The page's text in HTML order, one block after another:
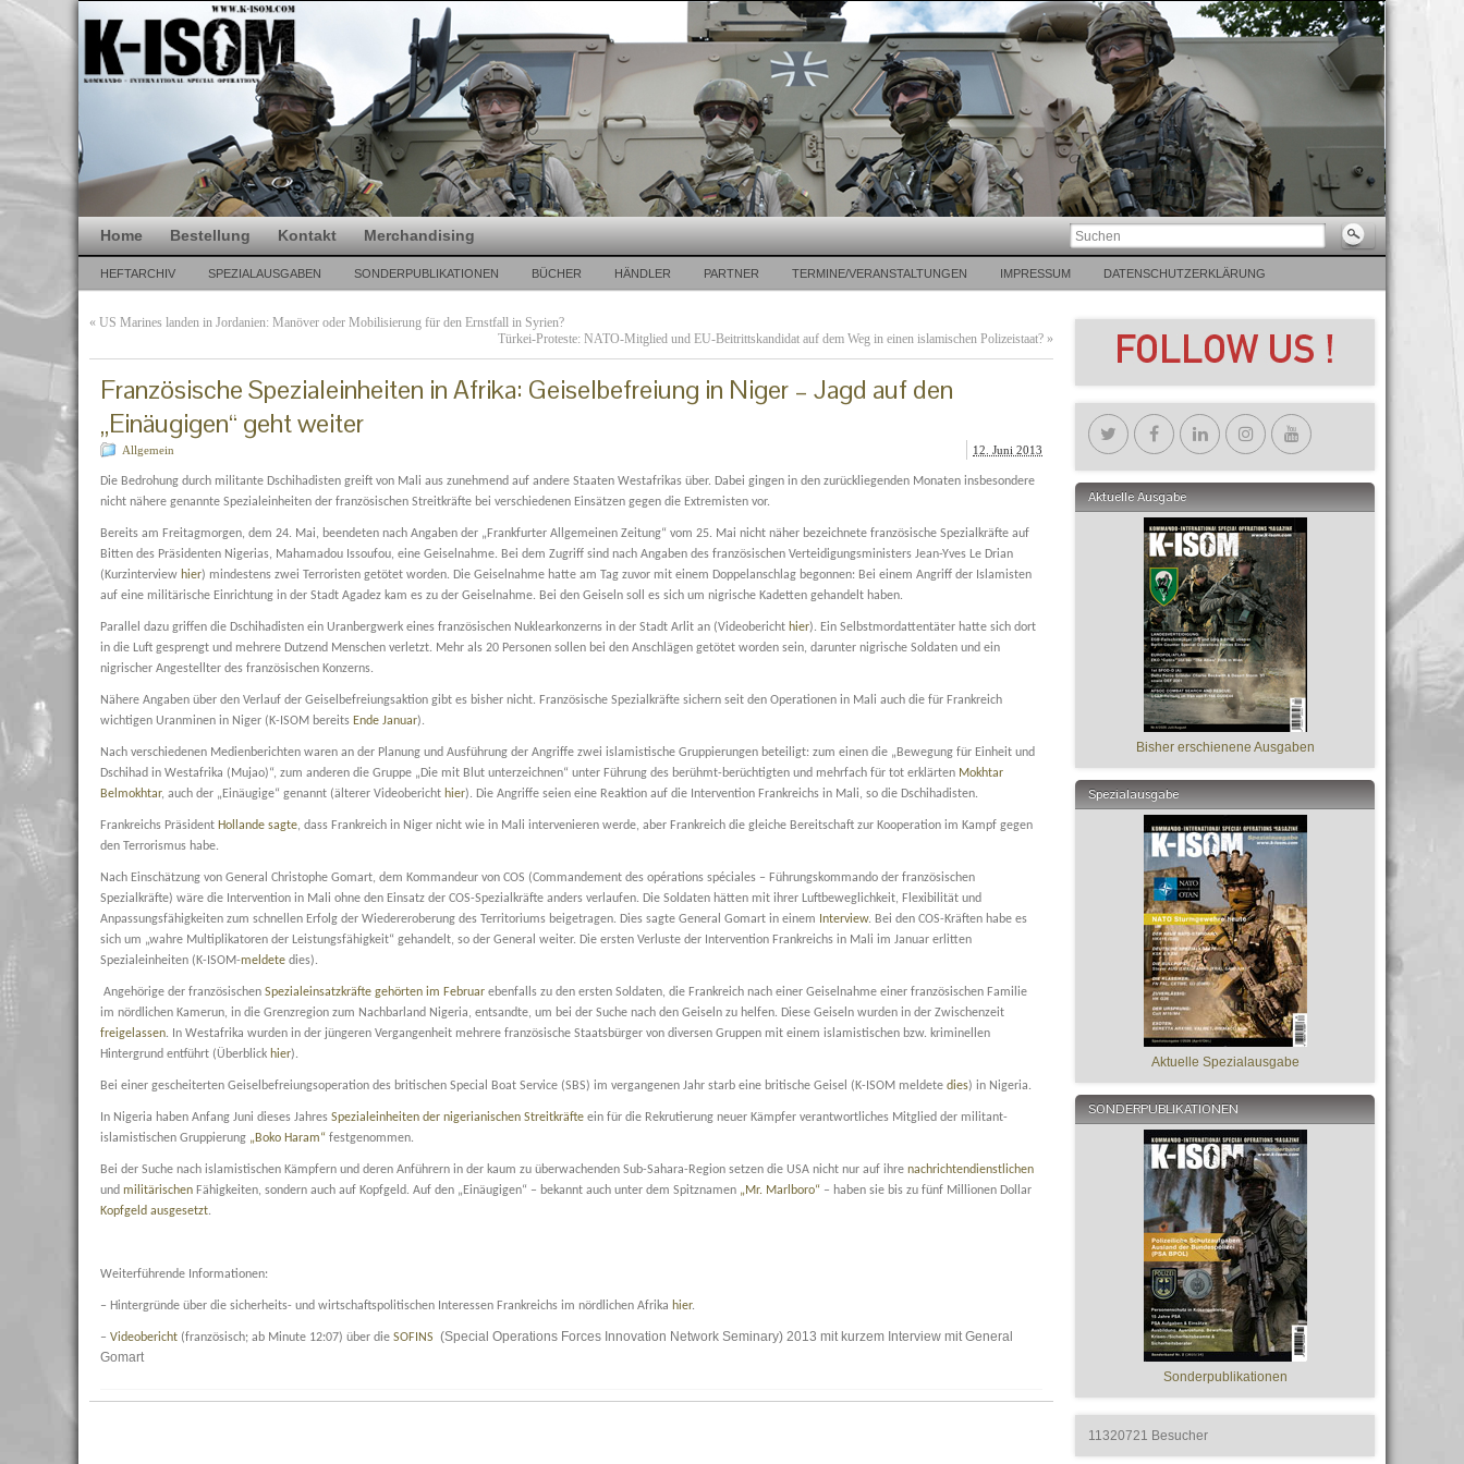
Home Bestellung Kontakt Merchandising
HEFTARCHIV SPEZIALAUSGABEN SONDERPUBLIKATIONEN BÜCHER HÄNDLER PARTNER TERMINE/VERANSTALTUNGEN IMPRESSUM DATENSCHUTZERKLÄRUNG
« US Marines landen in Jordanien: Manöver oder Mobilisierung für den Ernstfall in Syrien?
Türkei-Proteste: NATO-Mitglied und EU-Beitrittskandidat auf dem Weg in einen islamischen Polizeistaat? »
Französische Spezialeinheiten in Afrika: Geiselbefreiung in Niger – Jagd auf den
„Einäugigen“ geht weiter
Allgemein 12. Juni 2013
Die Bedrohung durch militante Dschihadisten greift von Mali aus zunehmend auf andere Staaten Westafrikas über. Dabei gingen in den zurückliegenden Monaten insbesondere
nicht nähere genannte Spezialeinheiten der französischen Streitkräfte bei verschiedenen Einsätzen gegen die Extremisten vor.
Bereits am Freitagmorgen, dem 24. Mai, beendeten nach Angaben der „Frankfurter Allgemeinen Zeitung“ vom 25. Mai nicht näher bezeichnete französische Spezialkräfte auf
Bitten des Präsidenten Nigerias, Mahamadou Issoufou, eine Geiselnahme. Bei dem Zugriff sind nach Angaben des französischen Verteidigungsministers Jean-Yves Le Drian
(Kurzinterview hier) mindestens zwei Terroristen getötet worden. Die Geiselnahme hatte am Tag zuvor mit einem Doppelanschlag begonnen: Bei einem Angriff der Islamisten
auf eine militärische Einrichtung in der Stadt Agadez kam es zu der Geiselnahme. Bei den Geiseln soll es sich um nigrische Kadetten gehandelt haben.
Parallel dazu griffen die Dschihadisten ein Uranbergwerk eines französischen Nuklearkonzerns in der Stadt Arlit an (Videobericht hier). Ein Selbstmordattentäter hatte sich dort
in die Luft gesprengt und mehrere Dutzend Menschen verletzt. Mehr als 20 Personen sollen bei den Anschlägen getötet worden sein, darunter nigrische Soldaten und ein
nigrischer Angestellter des französischen Konzerns.
Nähere Angaben über den Verlauf der Geiselbefreiungsaktion gibt es bisher nicht. Französische Spezialkräfte sichern seit den Operationen in Mali auch die für Frankreich
wichtigen Uranminen in Niger (K-ISOM bereits Ende Januar).
Nach verschiedenen Medienberichten waren an der Planung und Ausführung der Angriffe zwei islamistische Gruppierungen beteiligt: zum einen die „Bewegung für Einheit und
Dschihad in Westafrika (Mujao)“, zum anderen die Gruppe „Die mit Blut unterzeichnen“ unter Führung des berühmt-berüchtigten und mehrfach für tot erklärten Mokhtar
Belmokhtar, auch der „Einäugige“ genannt (älterer Videobericht hier). Die Angriffe seien eine Reaktion auf die Intervention Frankreichs in Mali, so die Dschihadisten.
Frankreichs Präsident Hollande sagte, dass Frankreich in Niger nicht wie in Mali intervenieren werde, aber Frankreich die gleiche Bereitschaft zur Kooperation im Kampf gegen
den Terrorismus habe.
Nach Einschätzung von General Christophe Gomart, dem Kommandeur von COS (Commandement des opérations spéciales – Führungskommando der französischen
Spezialkräfte) wäre die Intervention in Mali ohne den Einsatz der COS-Spezialkräfte anders verlaufen. Die Soldaten hätten mit ihrer Luftbeweglichkeit, Flexibilität und
Anpassungsfähigkeiten zum schnellen Erfolg der Wiedereroberung des Territoriums beigetragen. Dies sagte General Gomart in einem Interview. Bei den COS-Kräften habe es
sich um „wahre Multiplikatoren der Leistungsfähigkeit“ gehandelt, so der General weiter. Die ersten Verluste der Intervention Frankreichs in Mali im Januar erlitten
Spezialeinheiten (K-ISOM-meldete dies).
Angehörige der französischen Spezialeinsatzkräfte gehörten im Februar ebenfalls zu den ersten Soldaten, die Frankreich nach einer Geiselnahme einer französischen Familie
im nördlichen Kamerun, in die Grenzregion zum Nachbarland Nigeria, entsandte, um bei der Suche nach den Geiseln zu helfen. Diese Geiseln wurden in der Zwischenzeit
freigelassen. In Westafrika wurden in der jüngeren Vergangenheit mehrere französische Staatsbürger von diversen Gruppen mit einem islamistischen bzw. kriminellen
Hintergrund entführt (Überblick hier).
Bei einer gescheiterten Geiselbefreiungsoperation des britischen Special Boat Service (SBS) im vergangenen Jahr starb eine britische Geisel (K-ISOM meldete dies) in Nigeria.
In Nigeria haben Anfang Juni dieses Jahres Spezialeinheiten der nigerianischen Streitkräfte ein für die Rekrutierung neuer Kämpfer verantwortliches Mitglied der militant-
islamistischen Gruppierung „Boko Haram“ festgenommen.
Bei der Suche nach islamistischen Kämpfern und deren Anführern in der kaum zu überwachenden Sub-Sahara-Region setzen die USA nicht nur auf ihre nachrichtendienstlichen
und militärischen Fähigkeiten, sondern auch auf Kopfgeld. Auf den „Einäugigen“ – bekannt auch unter dem Spitznamen „Mr. Marlboro“ – haben sie bis zu fünf Millionen Dollar
Kopfgeld ausgesetzt.
Weiterführende Informationen:
– Hintergründe über die sicherheits- und wirtschaftspolitischen Interessen Frankreichs im nördlichen Afrika hier.
– Videobericht (französisch; ab Minute 12:07) über die SOFINS (Special Operations Forces Innovation Network Seminary) 2013 mit kurzem Interview mit General
Gomart
Aktuelle Ausgabe
Bisher erschienene Ausgaben
Spezialausgabe
Aktuelle Spezialausgabe
SONDERPUBLIKATIONEN
Sonderpublikationen
11320721 Besucher